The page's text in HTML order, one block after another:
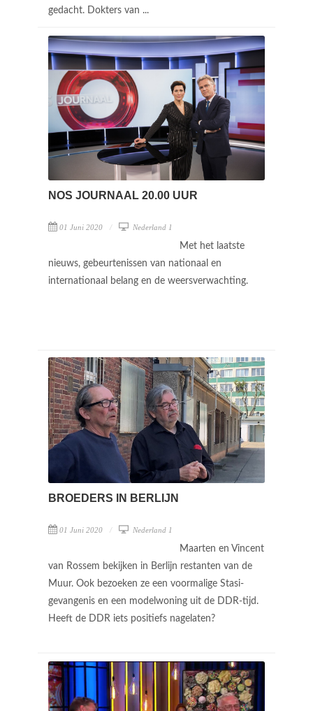
gedacht. Dokters van ...
NOS JOURNAAL 20.00 UUR
01 Juni 2020 Nederland 1
Met het laatste
nieuws, gebeurtenissen van nationaal en
internationaal belang en de weersverwachting.
BROEDERS IN BERLIJN
01 Juni 2020 Nederland 1
Maarten en Vincent
van Rossem bekijken in Berlijn restanten van de
Muur. Ook bezoeken ze een voormalige Stasi-
gevangenis en een modelwoning uit de DDR-tijd.
Heeft de DDR iets positiefs nagelaten?